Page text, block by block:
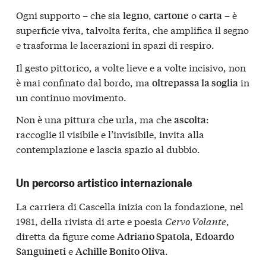
Ogni supporto – che sia legno, cartone ocarta– è
superficie viva, talvolta ferita, che amplifica il segno
e trasforma le lacerazioni in spazi di respiro.
Il gesto pittorico, a volte lieve e a volte incisivo, non
è mai confinato dal bordo, ma oltrepassa la soglia in
un continuo movimento.
Non è una pittura che urla, ma cheascolta:
raccoglie il visibile e l’invisibile, invita alla
contemplazione e lascia spazio al dubbio.
Un percorso artistico internazionale
La carriera di Cascella inizia con la fondazione, nel
1981, della rivista di arte e poesia Cervo Volante,
diretta da figure comeAdriano Spatola, Edoardo
SanguinetieAchille Bonito Oliva.